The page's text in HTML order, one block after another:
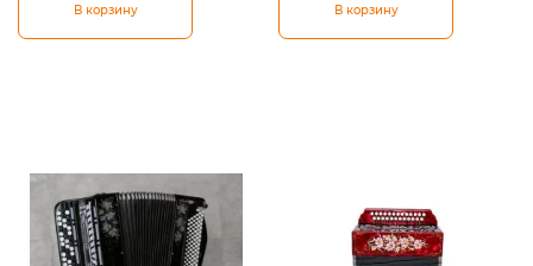
В корзину В корзину